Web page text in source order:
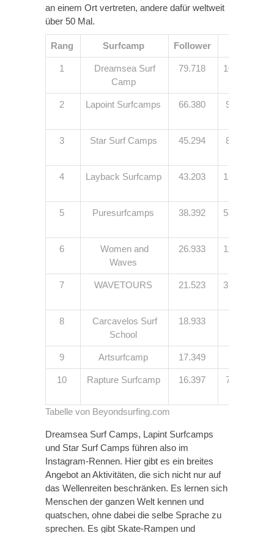
an einem Ort vertreten, andere dafür weltweit
über 50 Mal.
Rang Surfcamp Follower
1
Dreamsea Surf
Camp
79.718
10
2 Lapoint Surfcamps 66.380
9
3 Star Surf Camps 45.294
8
4 Layback Surfcamp 43.203
18
5 Puresurfcamps 38.392
58
6
Women and
Waves
26.933
11
7 WAVETOURS 21.523
31
8
Carcavelos Surf
School
18.933
9 Artsurfcamp 17.349
10 Rapture Surfcamp 16.397
7
Tabelle von Beyondsurfing.com
Dreamsea Surf Camps, Lapint Surfcamps
und Star Surf Camps führen also im
Instagram-Rennen. Hier gibt es ein breites
Angebot an Aktivitäten, die sich nicht nur auf
das Wellenreiten beschränken. Es lernen sich
Menschen der ganzen Welt kennen und
quatschen, ohne dabei die selbe Sprache zu
sprechen. Es gibt Skate-Rampen und